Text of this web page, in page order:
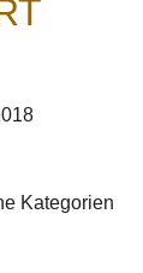
Kategorien